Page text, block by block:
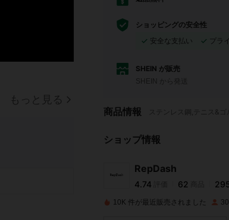
もっと見る
ショッピングの安全性
安全な支払い
プラ
SHEIN が販売
SHEIN から発送
商品情報 ステンレス鋼,テニス&ゴ
ショップ情報
RepDash
4.74 62
10K 件が最近販売されました